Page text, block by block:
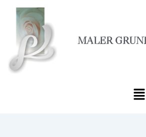
Inhalt
springen
MALER